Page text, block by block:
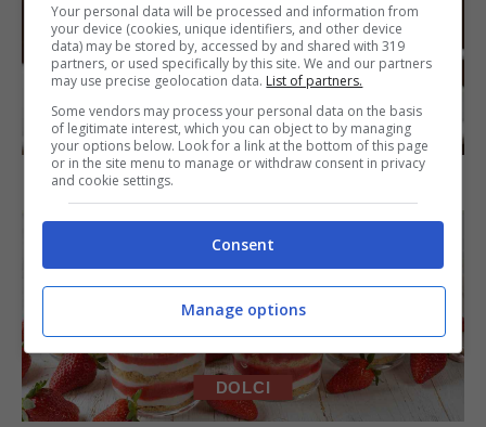
DOLCI
Torta di mele e cioccolato
DOLCI
Your personal data will be processed and information from
your device (cookies, unique identifiers, and other device
data) may be stored by, accessed by and shared with 319
partners, or used specifically by this site. We and our partners
may use precise geolocation data. List of partners.
Some vendors may process your personal data on the basis
of legitimate interest, which you can object to by managing
your options below. Look for a link at the bottom of this page
or in the site menu to manage or withdraw consent in privacy
and cookie settings.
Consent
Manage options